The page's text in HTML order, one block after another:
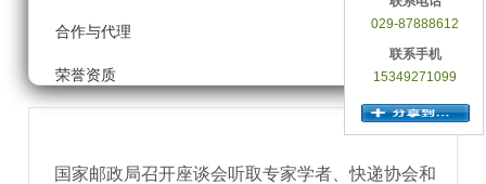
合作与代理
荣誉资质
国家邮政局召开座谈会听取专家学者、快递协会和
029-87888612
联系手机
15349271099